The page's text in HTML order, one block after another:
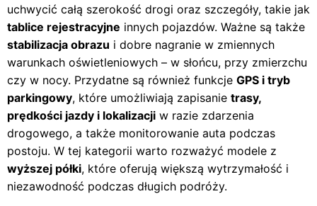
uchwycić całą szerokość drogi oraz szczegóły, takie jak
tablice rejestracyjne innych pojazdów. Ważne są także
stabilizacja obrazu i dobre nagranie w zmiennych
warunkach oświetleniowych – w słońcu, przy zmierzchu
czy w nocy. Przydatne są również funkcje GPS i tryb
parkingowy, które umożliwiają zapisanie trasy,
prędkości jazdy i lokalizacji w razie zdarzenia
drogowego, a także monitorowanie auta podczas
postoju. W tej kategorii warto rozważyć modele z
wyższej półki, które oferują większą wytrzymałość i
niezawodność podczas długich podróży.